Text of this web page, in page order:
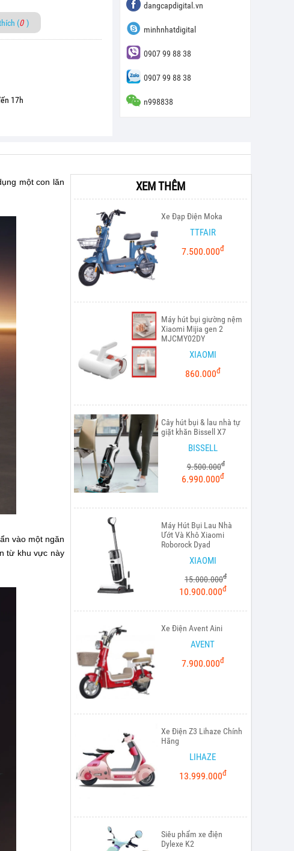
(0 )
17h
dangcapdigital.vn
minhnhatdigital
0907 99 88 38
0907 99 88 38
n998838
một con lăn
vào một ngăn
từ khu vực này
XEM THÊM
Xe Đạp Điện Moka
TTFAIR
7.500.000đ
Máy hút bụi giường nệm
Xiaomi Mijia gen 2
MJCMY02DY
XIAOMI
860.000đ
Cây hút bụi & lau nhà tự
giặt khăn Bissell X7
BISSELL
9.500.000đ
6.990.000đ
Máy Hút Bụi Lau Nhà
Ướt Và Khô Xiaomi
Roborock Dyad
XIAOMI
15.000.000đ
10.900.000đ
Xe Điện Avent Aini
AVENT
7.900.000đ
Xe Điện Z3 Lihaze Chính
Hãng
LIHAZE
13.999.000đ
Siêu phẩm xe điện
Dylexe K2